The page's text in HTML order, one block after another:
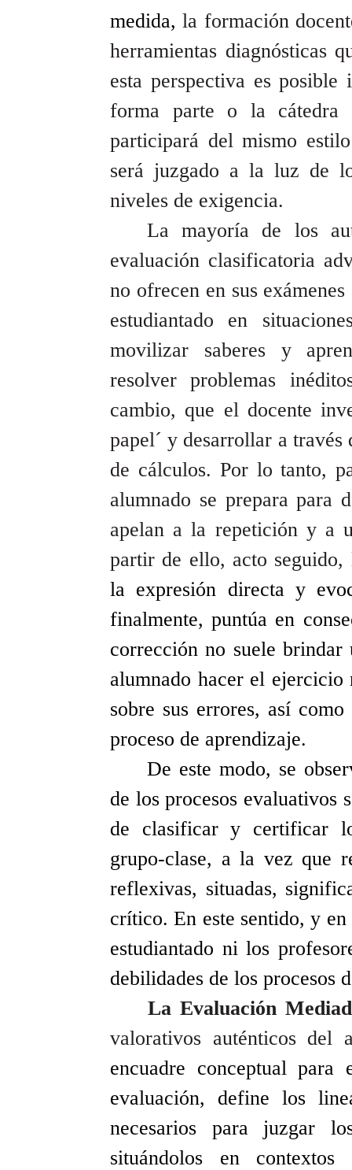
medida,la formación
herramientas diagnósticas
esta perspectiva es
forma parte o la
participará del mismo
será juzgado a la luz de
niveles de exigencia.
La mayoría de los
evaluación clasificatoria
no ofrecen en sus
estudiantado en
movilizar saberes y
resolver problemas
cambio, que el docente
papel´ y desarrollar a
de cálculos. Por lo tanto,
alumnado se prepara para
apelan a la repetición y a
partir de ello, acto
la expresión directa y
finalmente, puntúa en
corrección no suele
alumnado hacer el
sobre sus errores, así
proceso de aprendizaje.
De este modo, se
de los procesos evaluativos
de clasificar y certificar
grupo-clase, a la vez que
reflexivas, situadas,
crítico. En este sentido, y
estudiantado ni los
debilidades de los procesos
La Evaluación
valorativos auténticos del
encuadre conceptual para
evaluación, define los
necesarios para juzgar
situándolos en